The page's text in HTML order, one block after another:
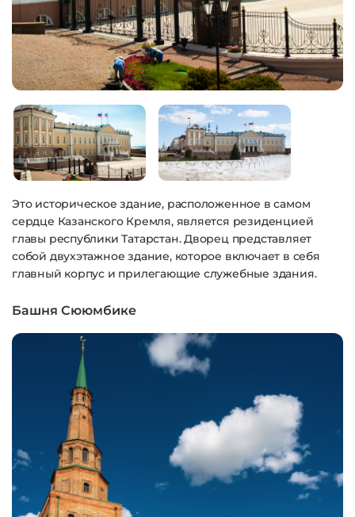
Это историческое здание, расположенное в самом
сердце Казанского Кремля, является резиденцией
главы республики Татарстан. Дворец представляет
собой двухэтажное здание, которое включает в себя
главный корпус и прилегающие служебные здания.
Башня Сююмбике